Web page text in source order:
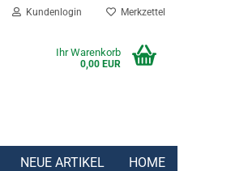
Kundenlogin Merkzettel
Ihr Warenkorb
0,00 EUR
NEUE ARTIKEL HOME